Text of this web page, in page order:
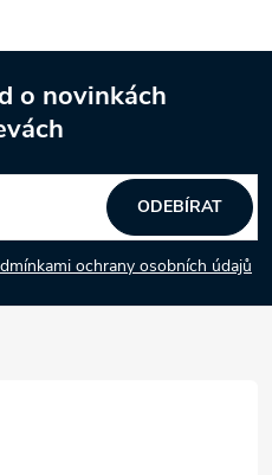
o novinkách
ochrany osobních údajů
ODEBÍRAT